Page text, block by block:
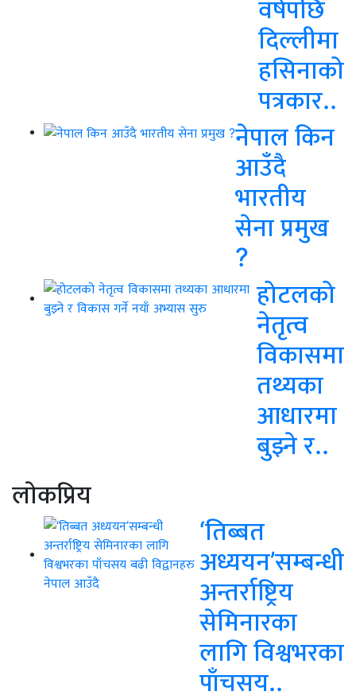
वर्षपछि
दिल्लीमा
हसिनाको
पत्रकार..
नेपाल किन
आउँदै
भारतीय
सेना प्रमुख
?
होटलको
नेतृत्व
विकासमा
तथ्यका
आधारमा
बुझ्ने र..
लाेकप्रिय
‘तिब्बत
अध्ययन’सम्बन्धी
अन्तर्राष्ट्रिय
सेमिनारका
लागि विश्वभरका
पाँचसय..